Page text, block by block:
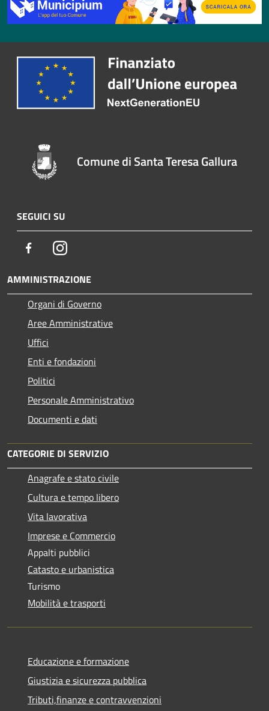
Comune di Santa Teresa Gallura
SEGUICI SU
FacebookInstagram
AMMINISTRAZIONE
Organi di Governo
Aree Amministrative
Uffici
Enti e fondazioni
Politici
Personale Amministrativo
Documenti e dati
CATEGORIE DI SERVIZIO
Anagrafe e stato civile
Cultura e tempo libero
Vita lavorativa
Imprese e Commercio
Appalti pubblici
Catasto e urbanistica
Turismo
Mobilità e trasporti
Educazione e formazione
Giustizia e sicurezza pubblica
Tributi,finanze e contravvenzioni